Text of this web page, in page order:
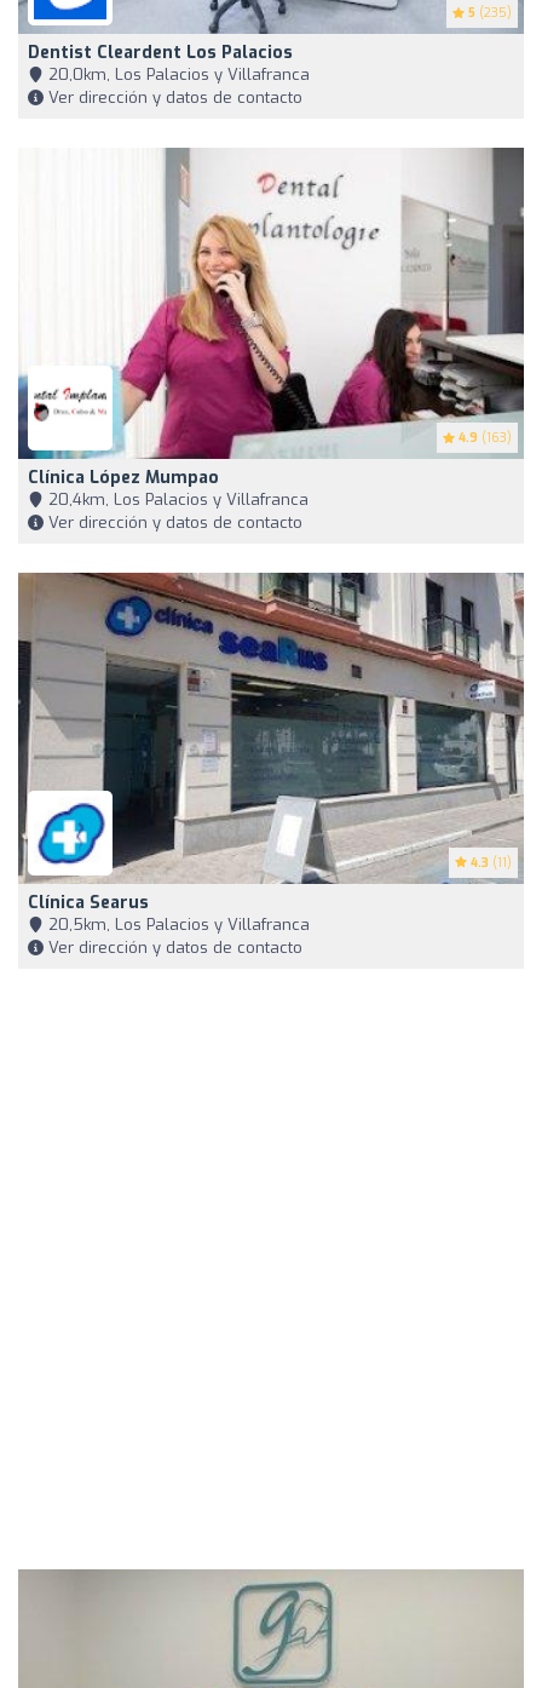
5 (235)
Dentist Cleardent Los Palacios
20,0km, Los Palacios y Villafranca
Ver dirección y datos de contacto
4.9 (163)
Clínica López Mumpao
20,4km, Los Palacios y Villafranca
Ver dirección y datos de contacto
4.3 (11)
Clínica Searus
20,5km, Los Palacios y Villafranca
Ver dirección y datos de contacto